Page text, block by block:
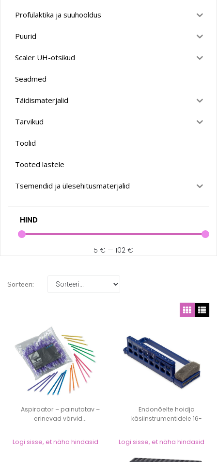
Profülaktika ja suuhooldus
Puurid
Scaler UH-otsikud
Seadmed
Täidismaterjalid
Tarvikud
Toolid
Tooted lastele
Tsemendid ja ülesehitusmaterjalid
HIND
5 € —102 €
Sorteeri:
Aspiraator – painutatav –
erinevad värvid...
Logi sisse, et näha hindasid
Endonõelte hoidja
käsiinstrumentidele 16-
Logi sisse, et näha hindasid